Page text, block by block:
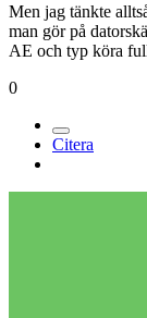
Men jag tänkte
man gör på
AE och typ köra
0
Citera